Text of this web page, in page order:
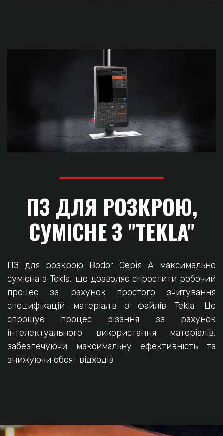
ПЗ ДЛЯ РОЗКРОЮ,
СУМІСНЕ З "TEKLA"
ПЗ для розкрою Bodor Серія А максимально
сумісна з Tekla, що дозволяє спростити робочий
процес за рахунок простого зчитування
специфікацій матеріалів з файлів Tekla. Це
спрощує процес різання за рахунок
інтелектуального використання матеріалів,
забезпечуючи максимальну ефективність та
знижуючи обсяг відходів.